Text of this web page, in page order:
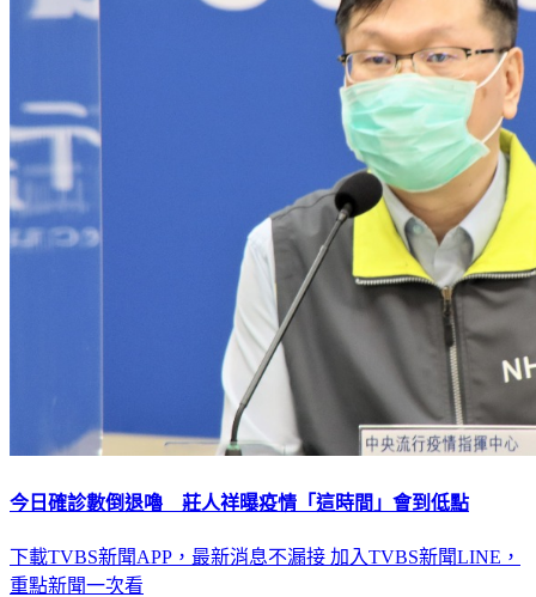
今日確診數倒退嚕 莊人祥曝疫情「這時間」會到低點
下載TVBS新聞APP，最新消息不漏接 加入TVBS新聞LINE，
重點新聞一次看